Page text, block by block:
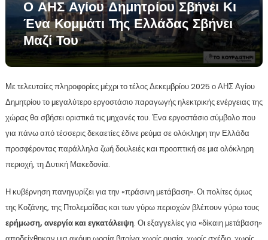
Ο ΑΗΣ Αγίου Δημητρίου Σβήνει Κι
Ένα Κομμάτι Της Ελλάδας Σβήνει
Μαζί Του
Με τελευταίες πληροφορίες μέχρι το τέλος Δεκεμβρίου 2025 ο ΑΗΣ Αγίου
Δημητρίου το μεγαλύτερο εργοστάσιο παραγωγής ηλεκτρικής ενέργειας της
χώρας θα σβήσει οριστικά τις μηχανές του. Ένα εργοστάσιο σύμβολο που
για πάνω από τέσσερις δεκαετίες έδινε ρεύμα σε ολόκληρη την Ελλάδα
προσφέροντας παράλληλα ζωή δουλειές και προοπτική σε μια ολόκληρη
περιοχή, τη Δυτική Μακεδονία.
Η κυβέρνηση πανηγυρίζει για την «πράσινη μετάβαση». Οι πολίτες όμως
της Κοζάνης, της Πτολεμαΐδας και των γύρω περιοχών βλέπουν γύρω τους
ερήμωση, ανεργία και εγκατάλειψη. Οι εξαγγελίες για «δίκαιη μετάβαση»